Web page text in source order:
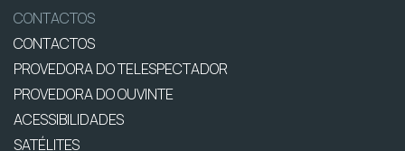
CONTACTOS
CONTACTOS
PROVEDORA DO TELESPECTADOR
PROVEDORA DO OUVINTE
ACESSIBILIDADES
SATÉLITES